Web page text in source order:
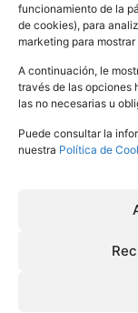
funcionamiento de la
de cookies), para
marketing para
A continuación, le
través de las opciones
las no necesarias u
Puede consultar la
nuestra Política de